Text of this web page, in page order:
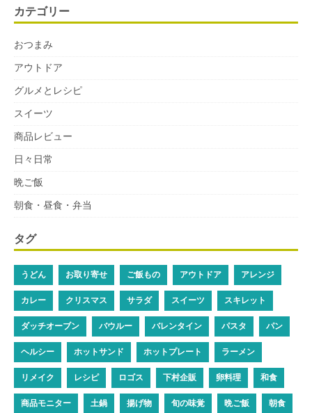
カテゴリー
おつまみ
アウトドア
グルメとレシピ
スイーツ
商品レビュー
日々日常
晩ご飯
朝食・昼食・弁当
タグ
うどん お取り寄せ ご飯もの アウトドア アレンジ
カレー クリスマス サラダ スイーツ スキレット
ダッチオーブン バウルー バレンタイン パスタ パン
ヘルシー ホットサンド ホットプレート ラーメン
リメイク レシピ ロゴス 下村企販 卵料理 和食
商品モニター 土鍋 揚げ物 旬の味覚 晩ご飯 朝食